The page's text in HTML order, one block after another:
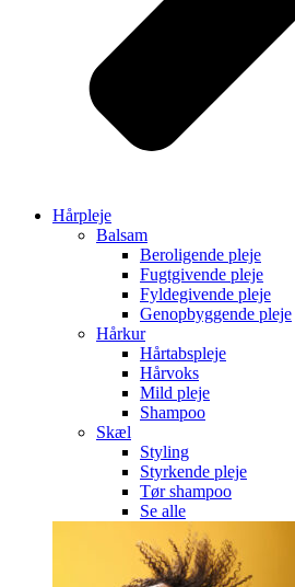
Hårpleje
Balsam
Beroligende pleje
Fugtgivende pleje
Fyldegivende pleje
Genopbyggende pleje
Hårkur
Hårtabspleje
Hårvoks
Mild pleje
Shampoo
Skæl
Styling
Styrkende pleje
Tør shampoo
Se alle